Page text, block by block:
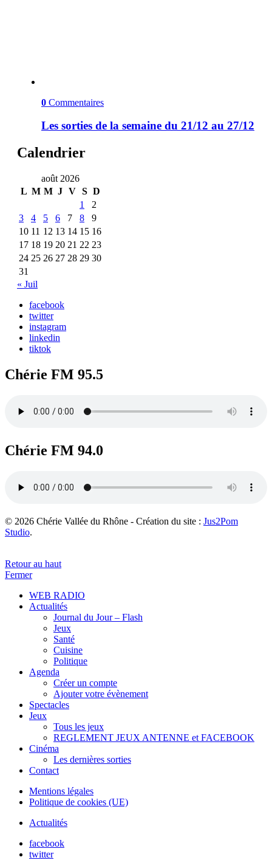
0 Commentaires
Les sorties de la semaine du 21/12 au 27/12
Calendrier
août 2026
L M M J V S D
1
2
3
4 5 6 7 8
9
10 11 12 13 14 15 16
17 18 19 20 21 22 23
24 25 26 27 28 29 30
31
« Juil
facebook
twitter
instagram
linkedin
tiktok
Chérie FM 95.5
Chérie FM 94.0
© 2026 Chérie Vallée du Rhône - Création du site : Jus2Pom
Studio.
Retour au haut
Fermer
WEB RADIO
Actualités
Journal du Jour – Flash
Jeux
Santé
Cuisine
Politique
Agenda
Créer un compte
Ajouter votre évènement
Spectacles
Jeux
Tous les jeux
REGLEMENT JEUX ANTENNE et FACEBOOK
Cinéma
Les dernières sorties
Contact
Mentions légales
Politique de cookies (UE)
Actualités
facebook
twitter